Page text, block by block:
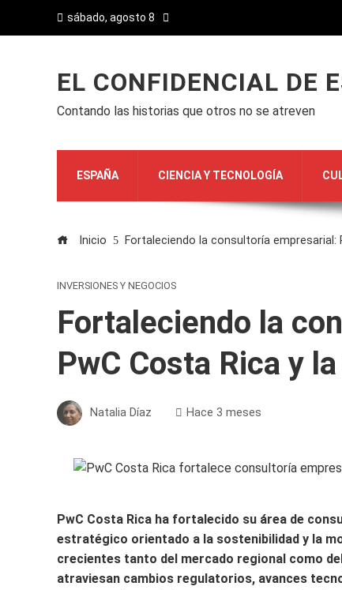
sábado, agosto 8
EL CONFIDENCIAL DE
Contando las historias que otros no se atreven
ESPAÑA CIENCIA Y TECNOLOGÍA
Inicio Fortaleciendo la consultoría empresarial:
INVERSIONES Y NEGOCIOS
Fortaleciendo la
PwC Costa Rica y
Natalia Díaz Hace 3 meses
PwC Costa Rica ha fortalecido su área de
estratégico orientado a la sostenibilidad y la
crecientes tanto del mercado regional como
atraviesan cambios regulatorios, avances